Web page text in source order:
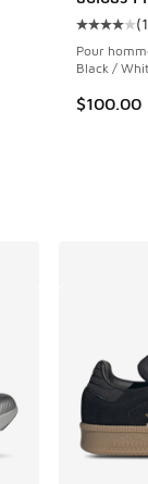
sur 5 étoiles], 5
est passé de
Cote
(1
Pour
Black /
$100.00